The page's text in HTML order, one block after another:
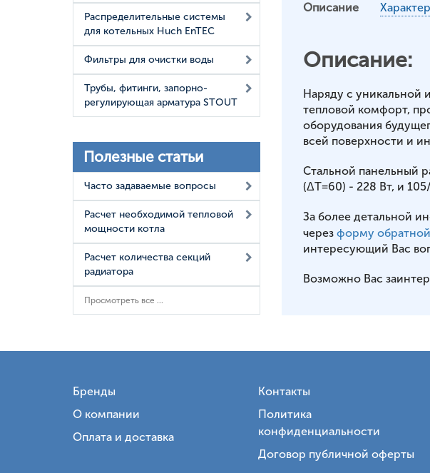
Распределительные системы
для котельных Huch EnTEC
Фильтры для очистки воды
Трубы, фитинги, запорно-
регулирующая арматура STOUT
Полезные статьи
Часто задаваемые вопросы
Расчет необходимой тепловой
мощности котла
Расчет количества секций
радиатора
Просмотреть все ...
Описание
Описание:
Наряду с
тепловой комфорт,
оборудования
всей поверхности и
Стальной панельный
(ΔT=60) - 228 Вт, и
За более детальной
через форму обратной
интересующий Вас
Возможно Вас
Бренды
О компании
Оплата и доставка
Контакты
Политика
конфиденциальности
Договор публичной оферты